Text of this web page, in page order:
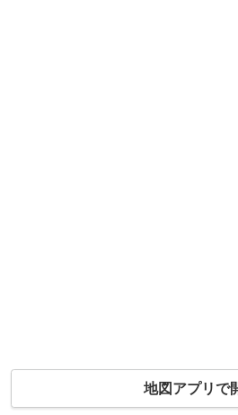
地図アプリで